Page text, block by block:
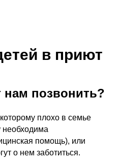
в приют
нам позвонить?
плохо в семье
необходима
помощь), или
о нем заботиться.